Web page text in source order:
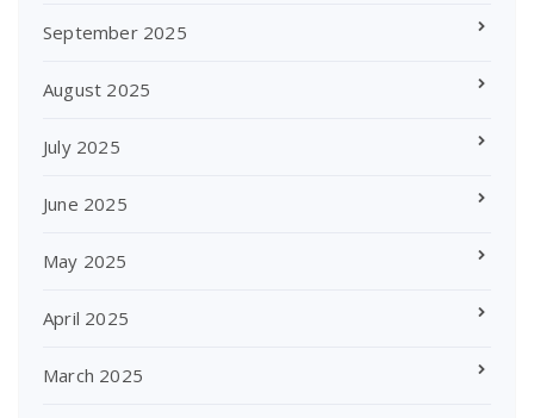
September 2025
August 2025
July 2025
June 2025
May 2025
April 2025
March 2025